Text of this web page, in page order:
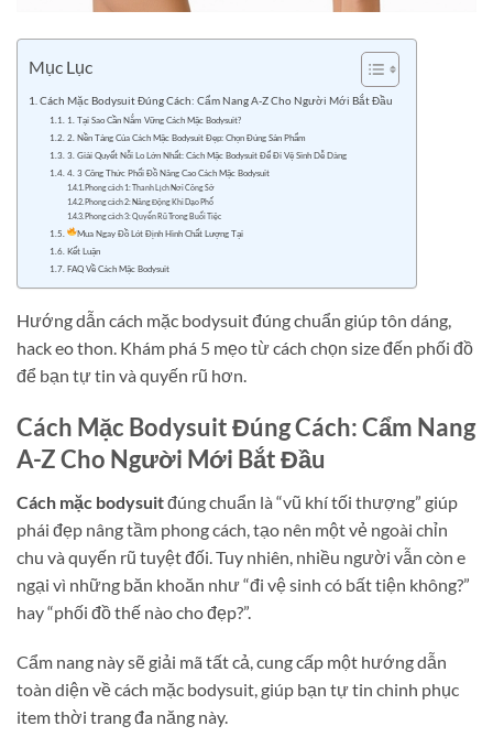
Mục Lục
Cách Mặc Bodysuit Đúng Cách: Cẩm Nang A-Z Cho Người Mới Bắt Đầu
1. Tại Sao Cần Nắm Vững Cách Mặc Bodysuit?
2. Nền Tảng Của Cách Mặc Bodysuit Đẹp: Chọn Đúng Sản Phẩm
3. Giải Quyết Nỗi Lo Lớn Nhất: Cách Mặc Bodysuit Để Đi Vệ Sinh Dễ Dàng
4. 3 Công Thức Phối Đồ Nâng Cao Cách Mặc Bodysuit
Phong cách 1: Thanh Lịch Nơi Công Sở
Phong cách 2: Năng Động Khi Dạo Phố
Phong cách 3: Quyến Rũ Trong Buổi Tiệc
Mua Ngay Đồ Lót Định Hình Chất Lượng Tại
Kết Luận
FAQ Về Cách Mặc Bodysuit
Hướng dẫn cách mặc bodysuit đúng chuẩn giúp tôn dáng,
hack eo thon. Khám phá 5 mẹo từ cách chọn size đến phối đồ
để bạn tự tin và quyến rũ hơn.
Cách Mặc Bodysuit Đúng Cách: Cẩm Nang
A-Z Cho Người Mới Bắt Đầu
Cách mặc bodysuitđúng chuẩn là “vũ khí tối thượng” giúp
phái đẹp nâng tầm phong cách, tạo nên một vẻ ngoài chỉn
chu và quyến rũ tuyệt đối. Tuy nhiên, nhiều người vẫn còn e
ngại vì những băn khoăn như “đi vệ sinh có bất tiện không?”
hay “phối đồ thế nào cho đẹp?”.
Cẩm nang này sẽ giải mã tất cả, cung cấp một hướng dẫn
toàn diện về cách mặc bodysuit, giúp bạn tự tin chinh phục
item thời trang đa năng này.